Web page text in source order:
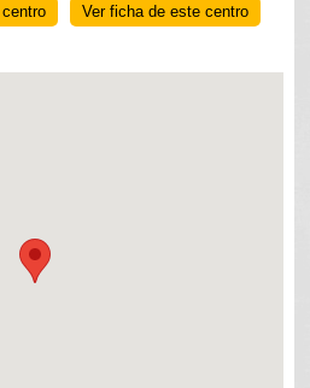
Ver ficha de este centro